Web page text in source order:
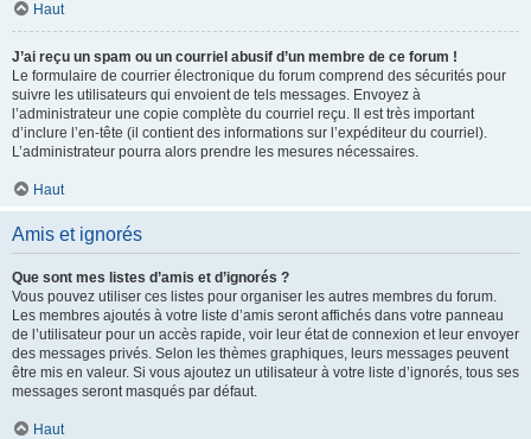
Haut
J’ai reçu un spam ou un courriel abusif d’un membre de ce forum !
Le formulaire de courrier électronique du forum comprend des sécurités pour
suivre les utilisateurs qui envoient de tels messages. Envoyez à
l’administrateur une copie complète du courriel reçu. Il est très important
d’inclure l’en-tête (il contient des informations sur l’expéditeur du courriel).
L’administrateur pourra alors prendre les mesures nécessaires.
Haut
Amis et ignorés
Que sont mes listes d’amis et d’ignorés ?
Vous pouvez utiliser ces listes pour organiser les autres membres du forum.
Les membres ajoutés à votre liste d’amis seront affichés dans votre panneau
de l’utilisateur pour un accès rapide, voir leur état de connexion et leur envoyer
des messages privés. Selon les thèmes graphiques, leurs messages peuvent
être mis en valeur. Si vous ajoutez un utilisateur à votre liste d’ignorés, tous ses
messages seront masqués par défaut.
Haut